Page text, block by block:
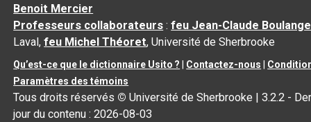
Benoit Mercier
Professeurs collaborateurs :feu Jean-Claude
Laval,feu Michel Théoret, Université de Sherbrooke
Qu’est-ce que le dictionnaire Usito ? Contactez-nous
Paramètres des témoins
Tous droits réservés © Université de Sherbrooke |3.2.2 -
jour du contenu :2026-08-03